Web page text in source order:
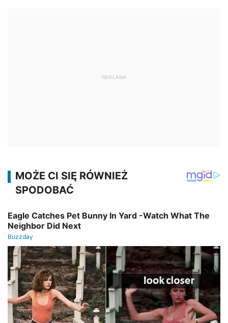
REKLAMA